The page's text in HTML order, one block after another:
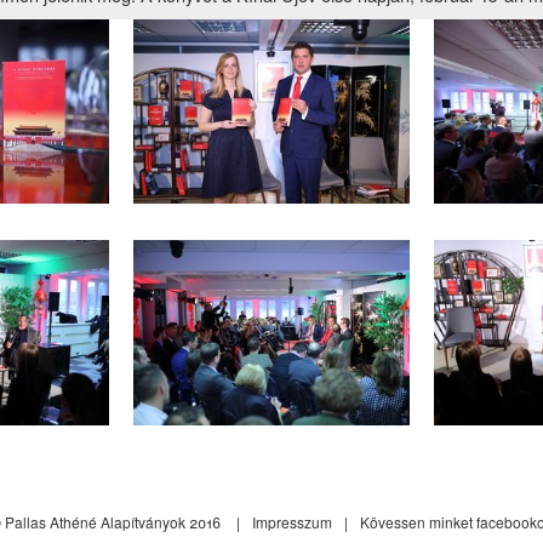
Athéné Alapítványok 2016 Impresszum Kövessen minket